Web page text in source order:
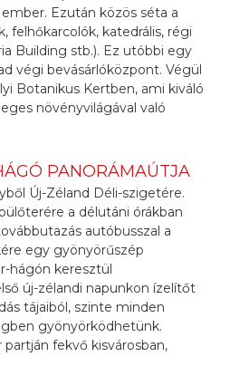
Ezután közös séta a
felhőkarcolók, katedrális, régi
Building stb.). Ez utóbbi egy
végi bevásárlóközpont. Végül
Botanikus Kertben, ami kiváló
növényvilágával való
PANORÁMAÚTJA
Új-Zéland Déli-szigetére.
a délutáni órákban
autóbusszal a
egy gyönyörűszép
hágón keresztül
új-zélandi napunkon ízelítőt
tájaiból, szinte minden
gyönyörködhetünk.
fekvő kisvárosban,